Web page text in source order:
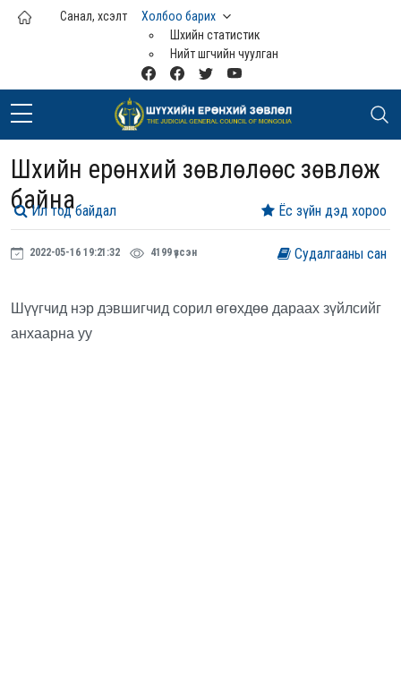
Үндсэн агуулга руу шилжих
Санал, хүсэлт
Холбоо барих
Шүүхийн статистик
Нийт шүүгчийн чуулган
Шүүхийн ерөнхий зөвлөлөөс зөвлөж
байна
2022-05-16 19:21:32 4199 үзсэн
Шүүгчид нэр дэвшигчид сорил өгөхдөө дараах зүйлсийг
анхаарна уу
Судалгааны сан
Ёс зүйн дэд хороо
Ил тод байдал